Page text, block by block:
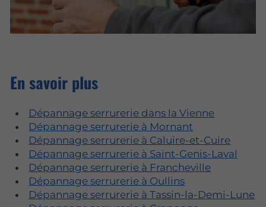
En savoir plus
Dépannage serrurerie dans la Vienne
Dépannage serrurerie à Mornant
Dépannage serrurerie à Caluire-et-Cuire
Dépannage serrurerie à Saint-Genis-Laval
Dépannage serrurerie à Francheville
Dépannage serrurerie à Oullins
Dépannage serrurerie à Tassin-la-Demi-Lune